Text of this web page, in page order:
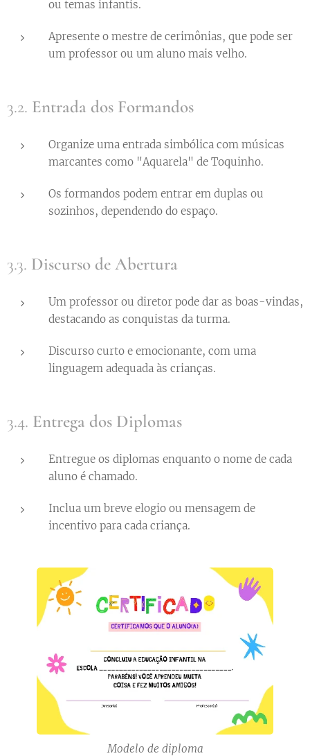
ou temas infantis.
Apresente o mestre de cerimônias, que pode ser
um professor ou um aluno mais velho.
3.2. Entrada dos Formandos
Organize uma entrada simbólica com músicas
marcantes como "Aquarela" de Toquinho.
Os formandos podem entrar em duplas ou
sozinhos, dependendo do espaço.
3.3. Discurso de Abertura
Um professor ou diretor pode dar as boas-vindas,
destacando as conquistas da turma.
Discurso curto e emocionante, com uma
linguagem adequada às crianças.
3.4. Entrega dos Diplomas
Entregue os diplomas enquanto o nome de cada
aluno é chamado.
Inclua um breve elogio ou mensagem de
incentivo para cada criança.
Modelo de diploma